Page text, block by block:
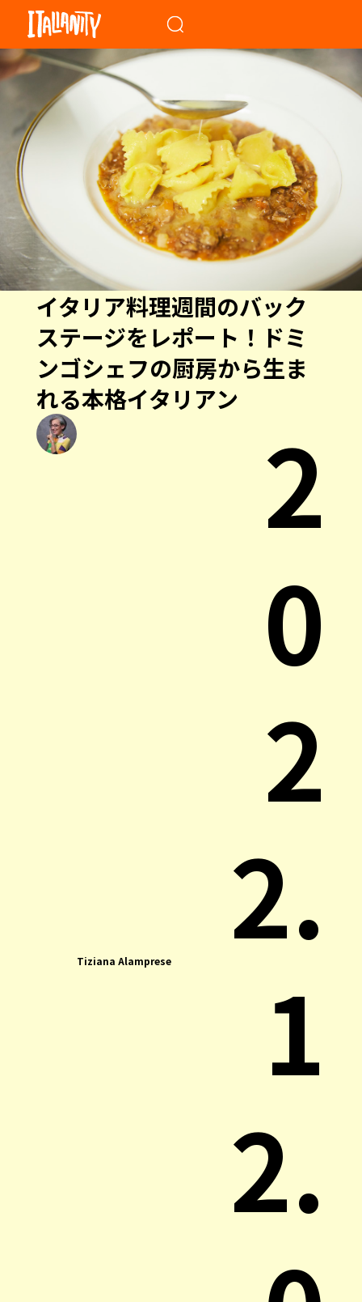
イタリア料理週間のバック
ステージをレポート！ドミ
ンゴシェフの厨房から生ま
れる本格イタリアン
Tiziana Alamprese
2
0
2
2.
1
2.